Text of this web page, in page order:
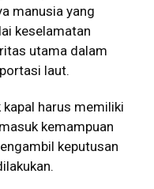
manusia yang
keselamatan
utama dalam
laut.
kapal harus memiliki
kemampuan
keputusan